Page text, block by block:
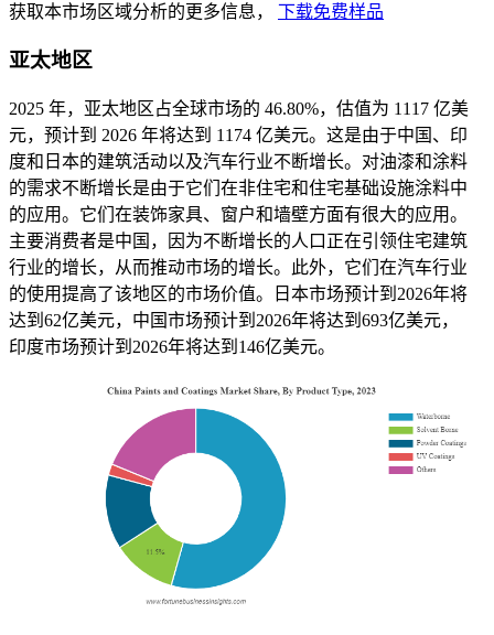
获取本市场区域分析的更多信息， 下载免费样品
亚太地区
2025 年，亚太地区占全球市场的 46.80%，估值为 1117 亿美
元，预计到 2026 年将达到 1174 亿美元。这是由于中国、印
度和日本的建筑活动以及汽车行业不断增长。对油漆和涂料
的需求不断增长是由于它们在非住宅和住宅基础设施涂料中
的应用。它们在装饰家具、窗户和墙壁方面有很大的应用。
主要消费者是中国，因为不断增长的人口正在引领住宅建筑
行业的增长，从而推动市场的增长。此外，它们在汽车行业
的使用提高了该地区的市场价值。日本市场预计到2026年将
达到62亿美元，中国市场预计到2026年将达到693亿美元，
印度市场预计到2026年将达到146亿美元。